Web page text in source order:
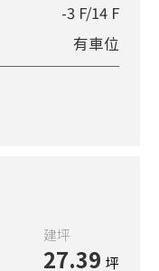
-3 F/14 F
有車位
建坪
27.39 坪